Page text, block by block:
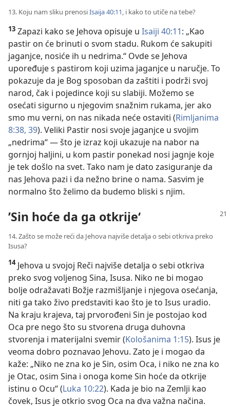
13. Koju nam sliku prenosiIsaija 40:11, i kako to utiče na tebe?
13 Zapazi kako se Jehova opisuje u Isaiji 40:11: „Kao
pastir on će brinuti o svom stadu. Rukom će sakupiti
jaganjce, nosiće ih u nedrima.“ Ovde se Jehova
upoređuje s pastirom koji uzima jaganjce u naručje. To
pokazuje da je Bog sposoban da zaštiti i podrži svoj
narod, čak i pojedince koji su slabiji. Možemo se
osećati sigurno u njegovim snažnim rukama, jer ako
smo mu verni, on nas nikada neće ostaviti (Rimljanima
8:38, 39). Veliki Pastir nosi svoje jaganjce u svojim
„nedrima“ — što je izraz koji ukazuje na nabor na
gornjoj haljini, u kom pastir ponekad nosi jagnje koje
je tek došlo na svet. Tako nam je dato zasiguranje da
nas Jehova pazi i da nežno brine o nama. Sasvim je
normalno što želimo da budemo bliski s njim.
’Sin hoće da ga otkrije‘
14. Zašto se može reći da Jehova najviše detalja o sebi otkriva preko
Isusa?
14Jehova u svojoj Reči najviše detalja o sebi otkriva
preko svog voljenog Sina, Isusa. Niko ne bi mogao
bolje odražavati Božje razmišljanje i njegova osećanja,
niti ga tako živo predstaviti kao što je to Isus uradio.
Na kraju krajeva, taj prvorođeni Sin je postojao kod
Oca pre nego što su stvorena druga duhovna
stvorenja i materijalni svemir (Kološanima 1:15). Isus je
veoma dobro poznavao Jehovu. Zato je i mogao da
kaže: „Niko ne zna ko je Sin, osim Oca, i niko ne zna ko
je Otac, osim Sina i onoga kome Sin hoće da otkrije
istinu o Ocu“ (Luka 10:22). Kada je bio na Zemlji kao
čovek, Isus je otkrio svog Oca na dva važna načina.